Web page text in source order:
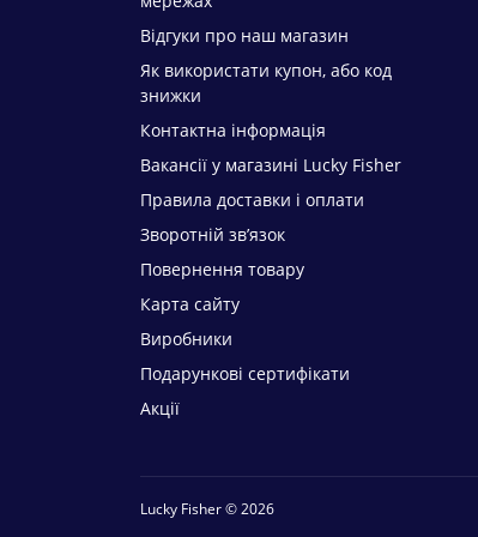
Відгуки про наш магазин
Як використати купон, або код
знижки
Контактна інформація
Вакансії у магазині Lucky Fisher
Правила доставки і оплати
Зворотній зв’язок
Повернення товару
Карта сайту
Виробники
Подарункові сертифікати
Акції
Lucky Fisher © 2026